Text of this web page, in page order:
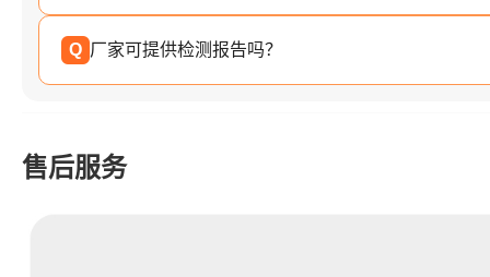
Q 厂家可提供检测报告吗？
售后服务